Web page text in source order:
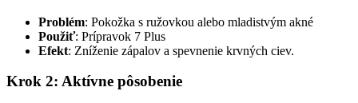
Problém: Pokožka s ružovkou alebo mladistvým akné
Použiť: Prípravok 7 Plus
Efekt: Zníženie zápalov a spevnenie krvných ciev.
Krok 2: Aktívne pôsobenie